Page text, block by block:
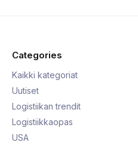
Categories
Kaikki kategoriat
Uutiset
Logistiikan trendit
Logistiikkaopas
USA